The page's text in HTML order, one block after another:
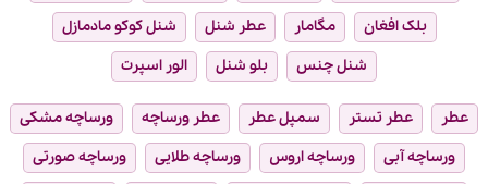
بلک افغان
مگامار عطر شنل
شنل کوکو مادمازل
شنل چنس
بلو شنل الور اسپرت
عطر عطر تستر سمپل عطر عطر ورساچه
ورساچه مشکی
ورساچه آبی
ورساچه اروس ورساچه طلایی
ورساچه صورتی